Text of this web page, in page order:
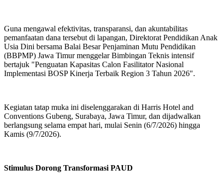
Guna mengawal efektivitas, transparansi, dan akuntabilitas
pemanfaatan dana tersebut di lapangan, Direktorat Pendidikan Anak
Usia Dini bersama Balai Besar Penjaminan Mutu Pendidikan
(BBPMP) Jawa Timur menggelar Bimbingan Teknis intensif
bertajuk "Penguatan Kapasitas Calon Fasilitator Nasional
Implementasi BOSP Kinerja Terbaik Region 3 Tahun 2026".
Kegiatan tatap muka ini diselenggarakan di Harris Hotel and
Conventions Gubeng, Surabaya, Jawa Timur, dan dijadwalkan
berlangsung selama empat hari, mulai Senin (6/7/2026) hingga
Kamis (9/7/2026).
Stimulus Dorong Transformasi PAUD